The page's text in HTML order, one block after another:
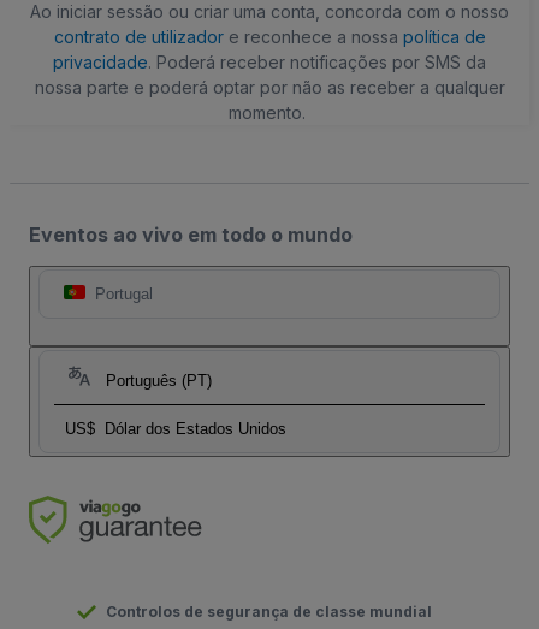
Ao iniciar sessão ou criar uma conta, concorda com o nosso
contrato de utilizadore reconhece a nossa política de
privacidade. Poderá receber notificações por SMS da
nossa parte e poderá optar por não as receber a qualquer
momento.
Eventos ao vivo em todo o mundo
Portugal
Português (PT)
US$ Dólar dos Estados Unidos
Controlos de segurança de classe mundial